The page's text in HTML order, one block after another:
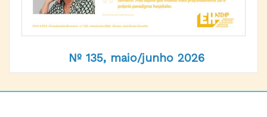
Nº 135, maio/junho 2026